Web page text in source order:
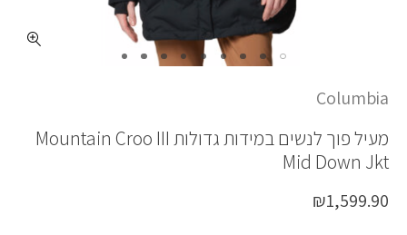
Columbia
מעיל פוך לנשים במידות גדולות Mountain Croo III
Mid Down Jkt
₪1,599.90